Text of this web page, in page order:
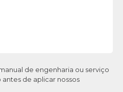
de engenharia ou serviço
de aplicar nossos